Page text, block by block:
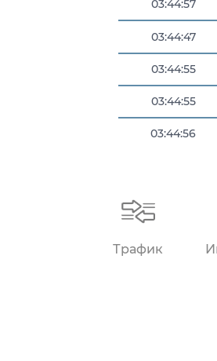
03:44:57
03:44:47
03:44:55
03:44:55
03:44:56
Трафик